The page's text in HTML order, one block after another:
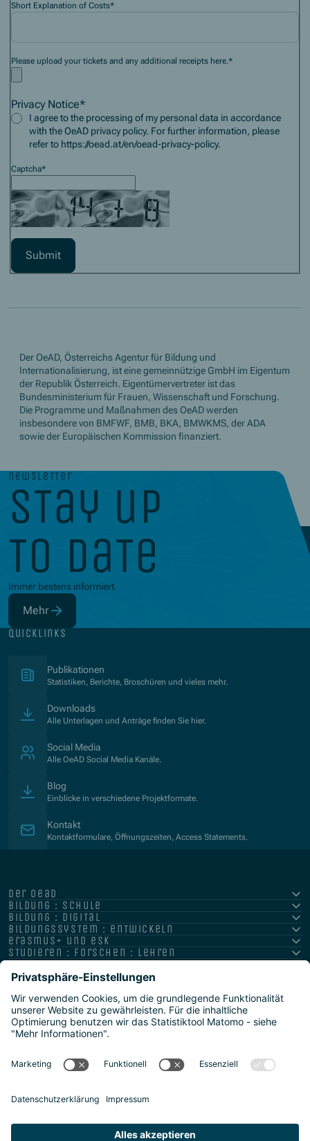
Short Explanation of Costs*
Please upload your tickets and any additional receipts here.*
Privacy Notice*
I agree to the processing of my personal data in accordance
with the OeAD privacy policy. For further information, please
refer to https://oead.at/en/oead-privacy-policy.
Captcha*
Der OeAD, Österreichs Agentur für Bildung und
Internationalisierung, ist eine gemeinnützige GmbH im Eigentum
der Republik Österreich. Eigentümervertreter ist das
Bundesministerium für Frauen, Wissenschaft und Forschung.
Die Programme und Maßnahmen des OeAD werden
insbesondere von BMFWF, BMB, BKA, BMWKMS, der ADA
sowie der Europäischen Kommission finanziert.
newsletter
stay up
to date
Immer bestens informiert.
Mehr
(Öffnet in neuem Fenster)
quicklinks
Publikationen
Statistiken, Berichte, Broschüren und vieles mehr.
Downloads
Alle Unterlagen und Anträge finden Sie hier.
Social Media
Alle OeAD Social Media Kanäle.
Blog
Einblicke in verschiedene Projektformate.
Kontakt
Kontaktformulare, Öffnungszeiten, Access Statements.
der oead
bildung : schule
bildung : digital
bildungssystem : entwickeln
erasmus+ und esk
studieren : forschen : lehren
hochschule : strategie : international
Datenschutz